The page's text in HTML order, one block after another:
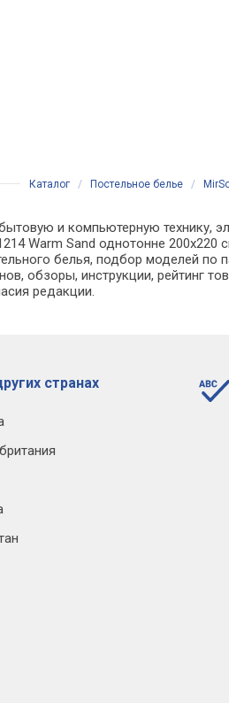
Каталог / Постельное белье /
и компьютерную технику,
Warm Sand однотонне
белья, подбор моделей по
обзоры, инструкции, рейтинг
редакции.
странах